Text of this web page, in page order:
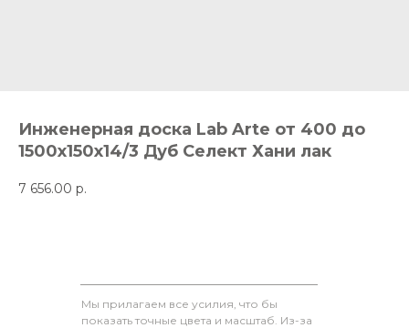
Инженерная доска Lab Arte от 400 до
1500х150х14/3 Дуб Селект Хани лак
7 656.00 р.
Мы прилагаем все усилия, что бы
показать точные цвета и масштаб. Из-за